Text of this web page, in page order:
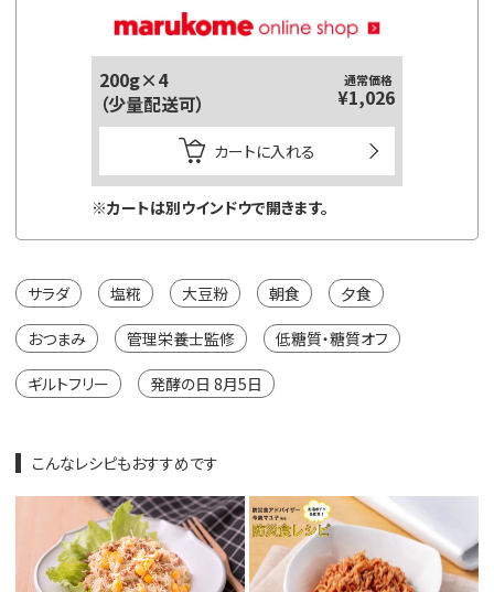
200g×4
（少量配送可）
通常価格
¥1,026
カートに入れる
※カートは別ウインドウで開きます。
サラダ 塩糀 大豆粉 朝食 夕食
おつまみ 管理栄養士監修 低糖質・糖質オフ
ギルトフリー 発酵の日 8月5日
こんなレシピもおすすめです